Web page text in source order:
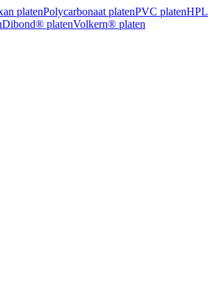
platenPolycarbonaat platenPVC platenHPL
Dibond® platenVolkern® platen